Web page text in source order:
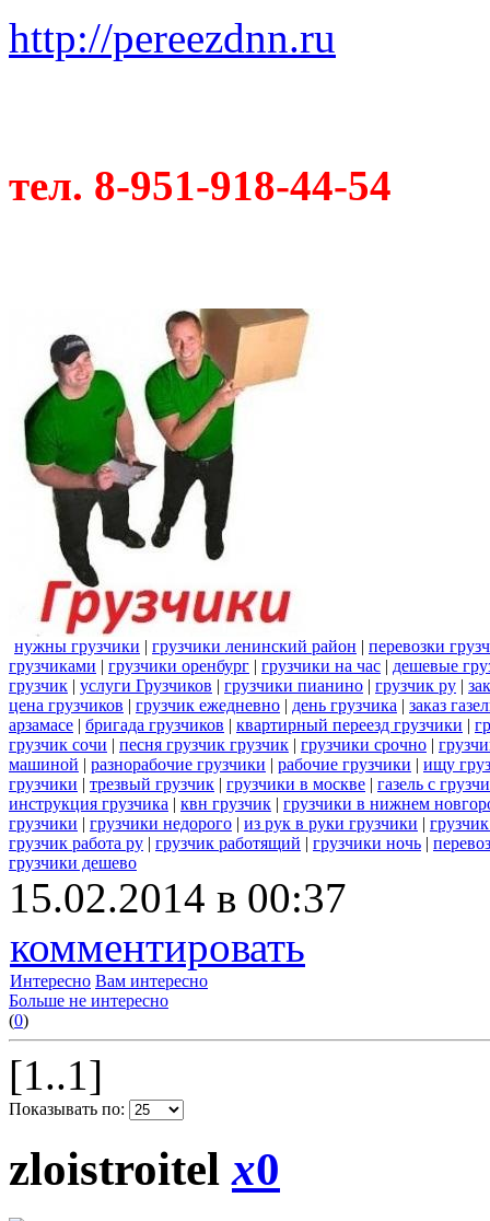
http://pereezdnn.ru
тел. 8-951-918-44-54
нужны грузчики | грузчики ленинский район | перевозки
грузчиками | грузчики оренбург | грузчики на час | дешевые
грузчик | услуги Грузчиков | грузчики пианино | грузчик ру |
цена грузчиков | грузчик ежедневно | день грузчика | заказ
арзамасе | бригада грузчиков | квартирный переезд грузчики |
грузчик сочи | песня грузчик грузчик | грузчики срочно |
машиной | разнорабочие грузчики | рабочие грузчики | ищу
грузчики | трезвый грузчик | грузчики в москве | газель с
инструкция грузчика | квн грузчик | грузчики в нижнем
грузчики | грузчики недорого | из рук в руки грузчики |
грузчик работа ру | грузчик работящий | грузчики ночь |
грузчики дешево
15.02.2014 в 00:37
комментировать
Интересно Вам интересно
Больше не интересно
(0)
[1..1]
Показывать по:
zloistroitelx0